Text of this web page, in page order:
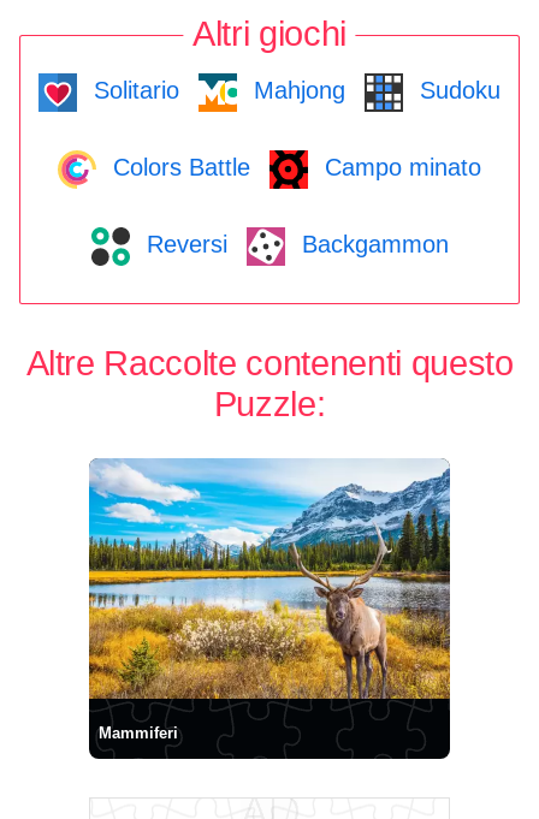
Altri giochi
Solitario Mahjong Sudoku
Colors Battle Campo minato
Reversi Backgammon
Altre Raccolte contenenti questo
Puzzle:
Mammiferi